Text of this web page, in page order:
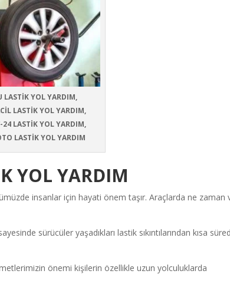
LASTİK YOL YARDIM,
LASTİK YOL YARDIM,
LASTİK YOL YARDIM,
LASTİK YOL YARDIM
YOL YARDIM
insanlar için hayati önem taşır. Araçlarda ne zaman
sürücüler yaşadıkları lastik sıkıntılarından kısa
önemi kişilerin özellikle uzun yolculuklarda